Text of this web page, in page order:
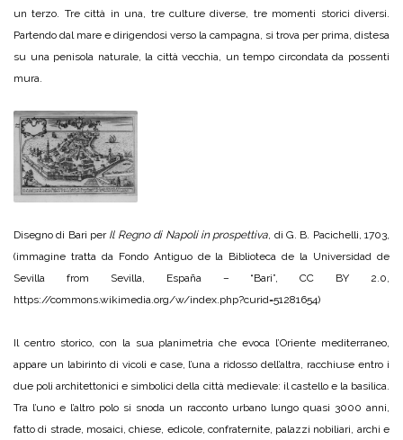
un terzo. Tre città in una, tre culture diverse, tre momenti storici diversi.
Partendo dal mare e dirigendosi verso la campagna, si trova per prima, distesa
su una penisola naturale, la città vecchia, un tempo circondata da possenti
mura.
Disegno di Bari per Il Regno di Napoli in prospettiva, di G. B. Pacichelli, 1703,
(immagine tratta da Fondo Antiguo de la Biblioteca de la Universidad de
Sevilla from Sevilla, España – “Bari”, CC BY 2.0,
https://commons.wikimedia.org/w/index.php?curid=51281654)
Il centro storico, con la sua planimetria che evoca l’Oriente mediterraneo,
appare un labirinto di vicoli e case, l’una a ridosso dell’altra, racchiuse entro i
due poli architettonici e simbolici della città medievale: il castello e la basilica.
Tra l’uno e l’altro polo si snoda un racconto urbano lungo quasi 3000 anni,
fatto di strade, mosaici, chiese, edicole, confraternite, palazzi nobiliari, archi e